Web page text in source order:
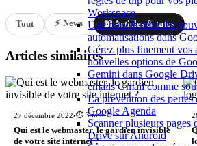
Workspace
Une boucle pour les
automatisations dans
Gérez plus finement vos
nouvelles options de
Gemini dans Google
emails Gmail comme
La prévention des pertes
Google Agenda
Scanner plusieurs
Drive sur Android
Tout ⚡ News 📖 Articles & tutos
Articles similaires
27 décembre 2022•⏱️ 3 min
Qui est le webmaster, le gardien invisible
de votre site internet ?